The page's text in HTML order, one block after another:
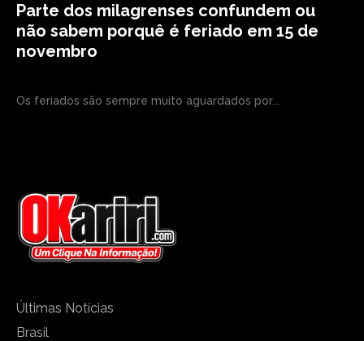
Parte dos milagrenses confundem ou
não sabem porquê é feriado em 15 de
novembro
Os feriados são sempre muito aguardados por...
Últimas Notícias
Brasil